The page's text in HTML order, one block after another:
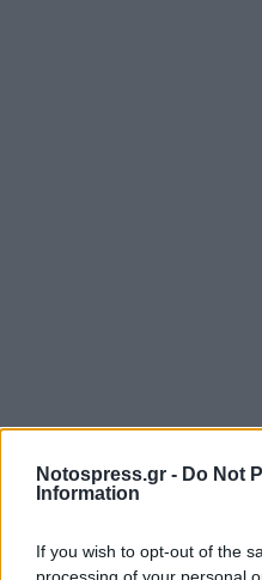
Notospress.gr - Do Not
Information
If you wish to opt-out of the